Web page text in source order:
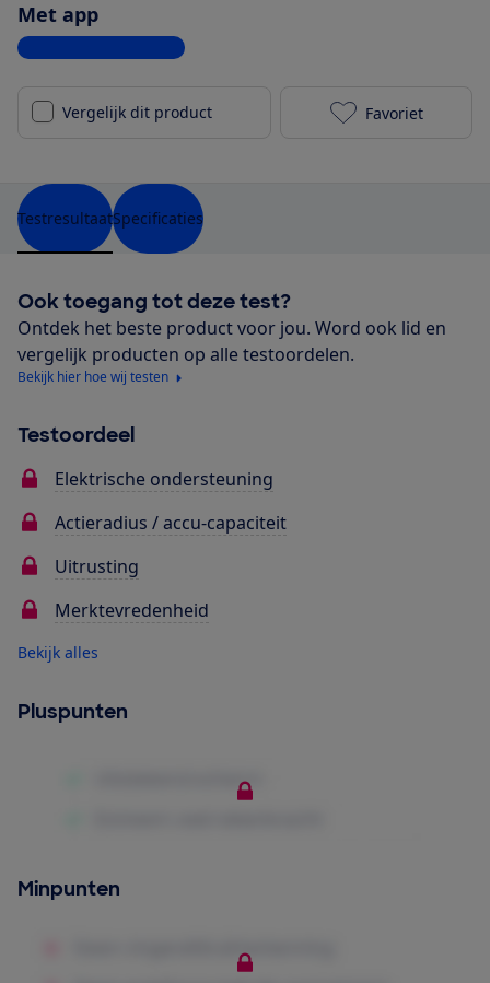
Met app
Bekijk alle specificaties
Vergelijk dit product Trek Allant+
Favoriet
TestresultaatSpecificaties
Ook toegang tot deze test?
Ontdek het beste product voor jou. Word ook lid en
vergelijk producten op alle testoordelen.
Bekijk hier hoe wij testen
Testoordeel
Elektrische ondersteuning
Actieradius / accu-capaciteit
Uitrusting
Merktevredenheid
Bekijk alles
Pluspunten
Minpunten